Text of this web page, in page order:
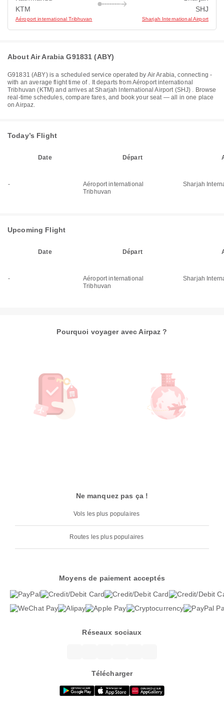
KTM
Aéroport international Tribhuvan
SHJ
Sharjah International Airport
About Air Arabia G91831 (ABY)
G91831 (ABY) is a scheduled service operated by Air Arabia, connecting -
with an average flight time of . It departs fromAéroport international
Tribhuvan (KTM)and arrives atSharjah International Airport (SHJ) . Browse
real-time schedules, compare fares, and book your seat — all in one place
on Airpaz.
Today’s Flight
Date Départ
-
Aéroport international
Tribhuvan
Sharjah
Upcoming Flight
Date Départ
-
Aéroport international
Tribhuvan
Sharjah
Pourquoi voyager avec Airpaz ?
Ne manquez pas ça !
Vols les plus populaires
Routes les plus populaires
Moyens de paiement acceptés
Réseaux sociaux
Télécharger